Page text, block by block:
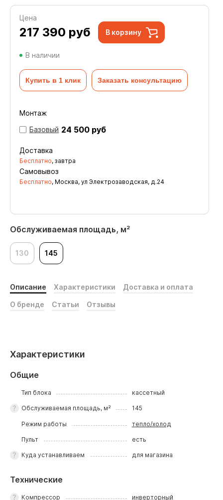
Обслуживаемая площадь, м²
130 145
Цена
217 390 руб В корзину
В наличии
Купить в 1 клик Заказать консультацию
Монтаж
Базовый 24 500 руб
Доставка
Бесплатно, завтра
Самовывоз
Бесплатно, Москва, ул Электрозаводская, д.24
Описание Характеристики Доставка и оплата
О бренде Статьи Отзывы
Характеристики
Общие
Тип блока кассетный
Обслуживаемая площадь, м² 145
Режим работы тепло/холод
Пульт есть
Куда устанавливаем для магазина
Технические
Компрессор инверторный